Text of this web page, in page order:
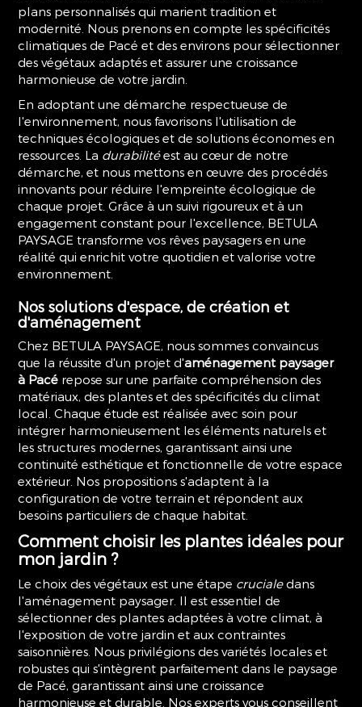
plans personnalisés qui marient tradition et
modernité. Nous prenons en compte les spécificités
climatiques de Pacé et des environs pour sélectionner
des végétaux adaptés et assurer une croissance
harmonieuse de votre jardin.
En adoptant une démarche respectueuse de
l'environnement, nous favorisons l'utilisation de
techniques écologiques et de solutions économes en
ressources. La durabilitéest au cœur de notre
démarche, et nous mettons en œuvre des procédés
innovants pour réduire l'empreinte écologique de
chaque projet. Grâce à un suivi rigoureux et à un
engagement constant pour l'excellence, BETULA
PAYSAGE transforme vos rêves paysagers en une
réalité qui enrichit votre quotidien et valorise votre
environnement.
Nos solutions d'espace, de création et
d'aménagement
Chez BETULA PAYSAGE, nous sommes convaincus
que la réussite d'un projet d'aménagement paysager
à Pacé repose sur une parfaite compréhension des
matériaux, des plantes et des spécificités du climat
local. Chaque étude est réalisée avec soin pour
intégrer harmonieusement les éléments naturels et
les structures modernes, garantissant ainsi une
continuité esthétique et fonctionnelle de votre espace
extérieur. Nos propositions s'adaptent à la
configuration de votre terrain et répondent aux
besoins particuliers de chaque habitat.
Comment choisir les plantes idéales pour
mon jardin ?
Le choix des végétaux est une étape crucialedans
l'aménagement paysager. Il est essentiel de
sélectionner des plantes adaptées à votre climat, à
l'exposition de votre jardin et aux contraintes
saisonnières. Nous privilégions des variétés locales et
robustes qui s'intègrent parfaitement dans le paysage
de Pacé, garantissant ainsi une croissance
harmonieuse et durable. Nos experts vous conseillent